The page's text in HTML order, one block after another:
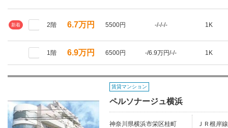
新着 2階 6.7万円 5500円 -/-/-/- 1K
1階 6.9万円 6500円 -/6.9万円/-/- 1K
賃貸マンション
ペルソナージュ横浜
神奈川県横浜市栄区桂町
ＪＲ根岸